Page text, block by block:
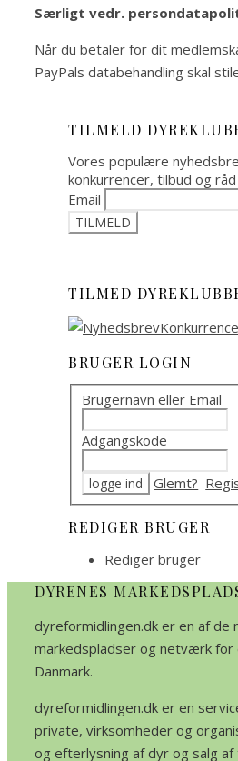
Særligt vedr.
Når du betaler for dit
PayPals databehandling skal
TILMELD
Vores populære
konkurrencer, tilbud og
Email
TILMED
BRUGER LOGIN
Brugernavn eller Email
Adgangskode
Glemt?
REDIGER BRUGER
Rediger bruger
DYRENES
dyreformidlingen.dk er en af de
markedspladser og netværk for
Danmark.
dyreformidlingen.dk er en
private, virksomheder og
og efterlysning af dyr og salg